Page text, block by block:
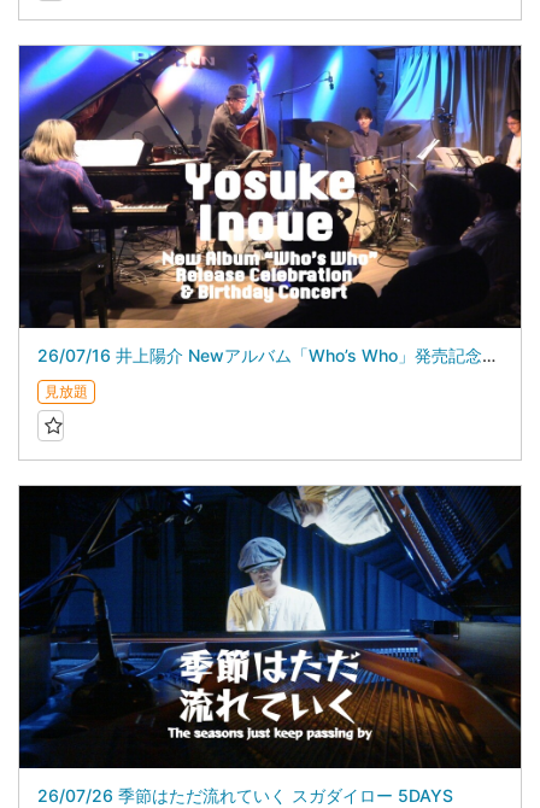
26/07/16 井上陽介 Newアルバム「Who’s Who」発売記念＆バースデイライブ
見放題
26/07/26 季節はただ流れていく スガダイロー 5DAYS